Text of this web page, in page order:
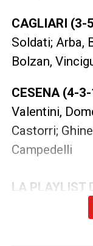
CAGLIARI (3-
Soldati; Arba,
Bolzan,
CESENA (4-
Valentini,
Castorri;
Campedelli
LA PLAYLIST